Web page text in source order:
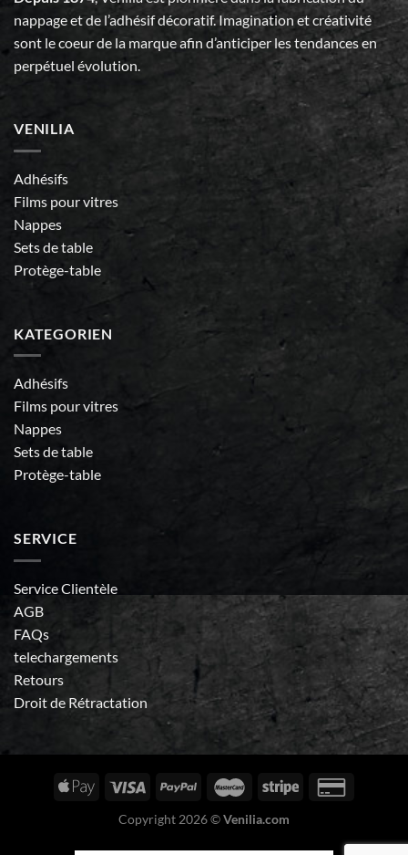
nappage et de l’adhésif décoratif. Imagination et créativité
sont le coeur de la marque afin d’anticiper les tendances en
perpétuel évolution.
VENILIA
Adhésifs
Films pour vitres
Nappes
Sets de table
Protège-table
KATEGORIEN
Adhésifs
Films pour vitres
Nappes
Sets de table
Protège-table
SERVICE
Service Clientèle
AGB
FAQs
telechargements
Retours
Droit de Rétractation
Copyright 2026 ©Venilia.com